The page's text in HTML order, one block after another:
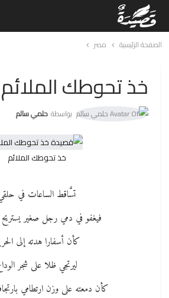
الصفحة الرئيسية مصر
خذ تحوطك الملائم
بواسطة حلمي سالم
خذ تحوطك الملائم
تسَّاقط الساعات في
فيغفو في دمي رجل صغير
كأن أسفارا هدته إلى
ليرتجي ظلا على شجر
كأن دمعته على وزن ارتطامي